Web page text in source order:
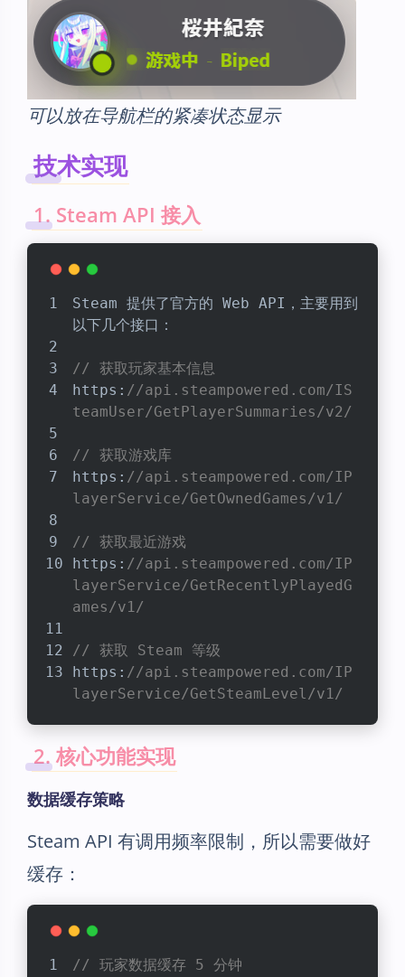
可以放在导航栏的紧凑状态显示
技术实现
1. Steam API 接入
Steam 提供了官方的 Web API，主要用到
以下几个接口：
// 获取玩家基本信息
https: //api.steampowered.com/IS
teamUser/GetPlayerSummaries/v2/
// 获取游戏库
https: //api.steampowered.com/IP
layerService/GetOwnedGames/v1/
// 获取最近游戏
https: //api.steampowered.com/IP
layerService/GetRecentlyPlayedG
ames/v1/
// 获取 Steam 等级
https: //api.steampowered.com/IP
layerService/GetSteamLevel/v1/
2. 核心功能实现
数据缓存策略
Steam API 有调用频率限制，所以需要做好
缓存：
// 玩家数据缓存 5 分钟